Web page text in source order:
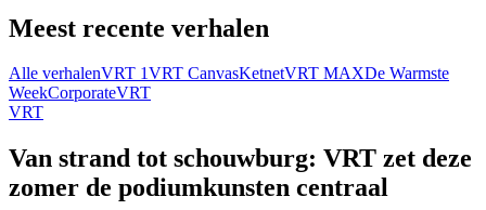
Meest recente verhalen
Alle verhalenVRT 1VRT CanvasKetnetVRT MAXDe Warmste
WeekCorporateVRT
VRT
Van strand tot schouwburg: VRT zet deze
zomer de podiumkunsten centraal